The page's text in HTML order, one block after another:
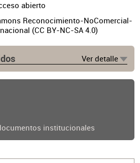
abierto
Reconocimiento-NoComercial-
(CC BY-NC-SA 4.0)
Ver detalle
institucionales